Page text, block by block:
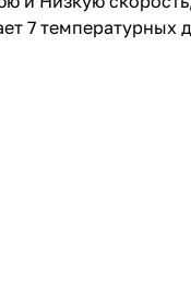
7 температурных